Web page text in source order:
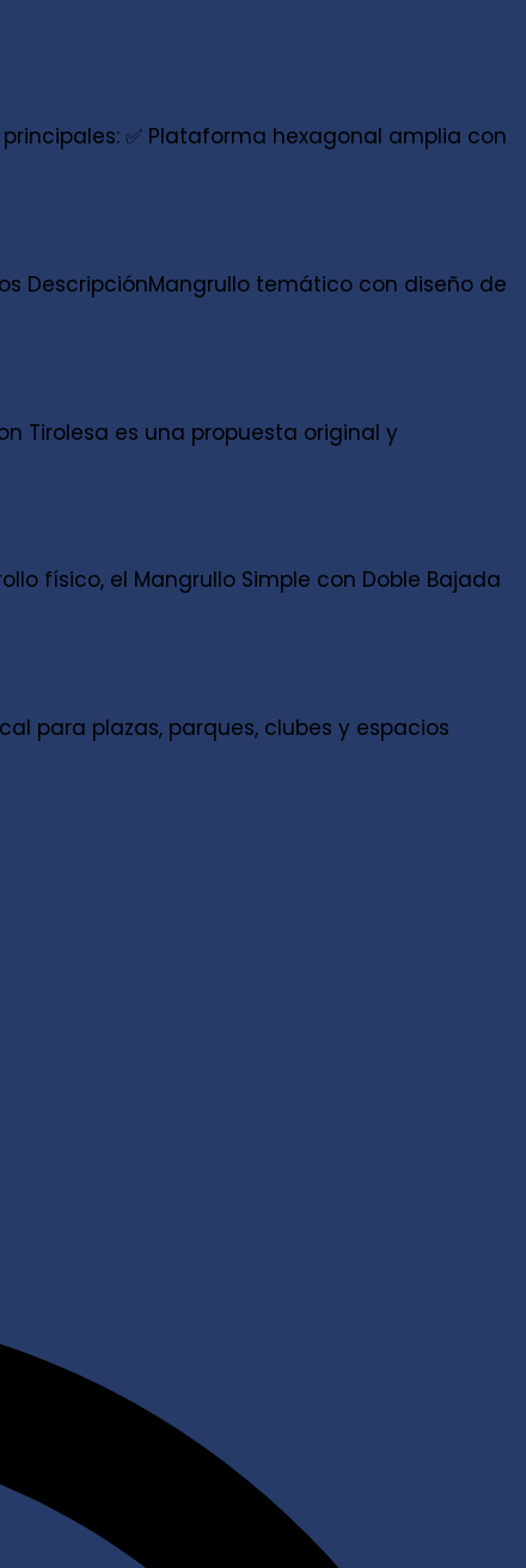
✅ Plataforma hexagonal amplia con
DescripciónMangrullo temático con diseño de
Tirolesa es una propuesta original y
físico, el Mangrullo Simple con Doble Bajada
para plazas, parques, clubes y espacios